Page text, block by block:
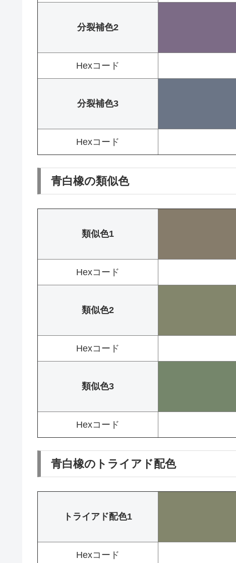
分裂補色2
Hexコード
分裂補色3
Hexコード
青白橡の類似色
類似色1
Hexコード
類似色2
Hexコード
類似色3
Hexコード
青白橡のトライアド配色
トライアド配色1
Hexコード